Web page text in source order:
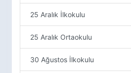
25 Aralık İlkokulu
25 Aralık Ortaokulu
30 Ağustos İlkokulu